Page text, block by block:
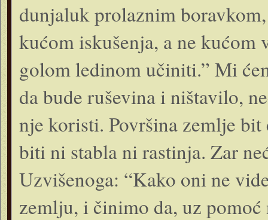
dunjaluk prolaznim
kućom iskušenja, a ne
golom ledinom učiniti.” Mi
da bude ruševina i ništavilo,
nje koristi. Površina zemlje
biti ni stabla ni rastinja. Zar
Uzvišenoga: “Kako oni ne
zemlju, i činimo da, uz